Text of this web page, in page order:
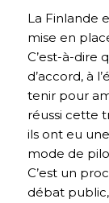
La Finlande
mise en
C’est-à-dire
d’accord, à
tenir pour
réussi cette
ils ont eu
mode de
C’est un
débat